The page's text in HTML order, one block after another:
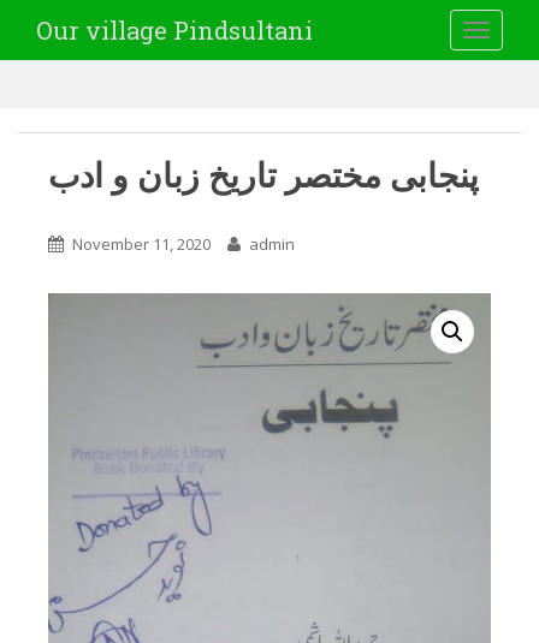
Our village Pindsultani
پنجابی مختصر تاریخ زبان و ادب
November 11, 2020 admin